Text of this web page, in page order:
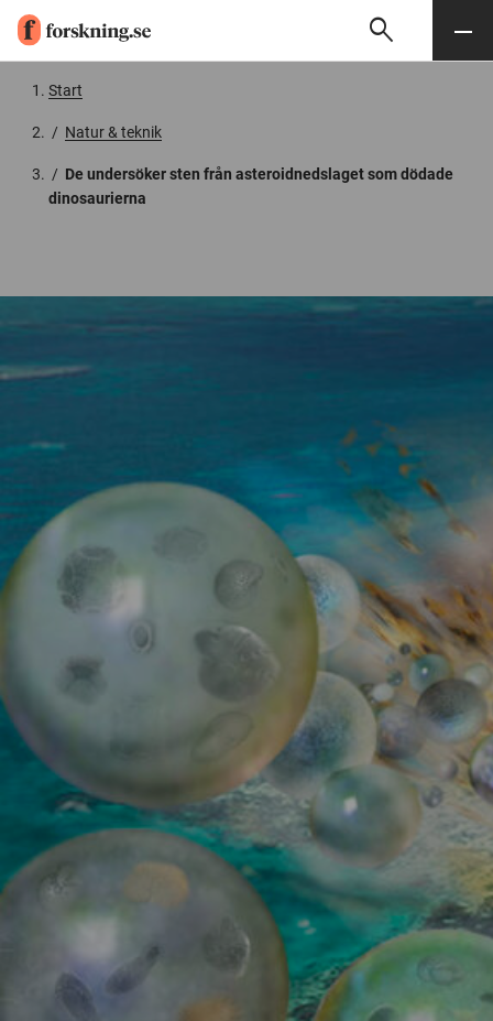
Söksearch Meny
Start
/ Natur & teknik
/ De undersöker sten från asteroidnedslaget som dödade
dinosaurierna